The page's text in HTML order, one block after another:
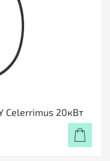
Celerrimus 20кВт